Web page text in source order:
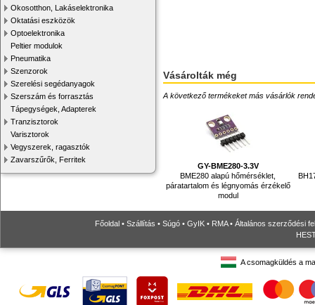
Okosotthon, Lakáselektronika
Oktatási eszközök
Optoelektronika
Peltier modulok
Pneumatika
Szenzorok
Szerelési segédanyagok
Szerszám és forrasztás
Tápegységek, Adapterek
Tranzisztorok
Varisztorok
Vegyszerek, ragasztók
Zavarszűrők, Ferritek
Vásárolták még
A következő termékeket más vásárlók
GY-BME280-3.3V
BME280 alapú hőmérséklet,
páratartalom és légnyomás érzékelő
modul
Főoldal • Szállítás • Súgó • GyIK • RMA• Általános szerződési
A csomagküldés a